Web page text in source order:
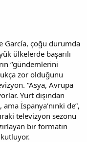
García, çoğu durumda
ülkelerde başarılı
“gündemlerini
zor olduğunu
“Asya, Avrupa
Yurt dışından
İspanya’nınki de”,
televizyon sezonu
bir formatın